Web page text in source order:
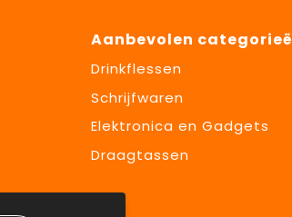
Aanbevolen
Drinkflessen
Schrijfwaren
Elektronica en Gadgets
Draagtassen